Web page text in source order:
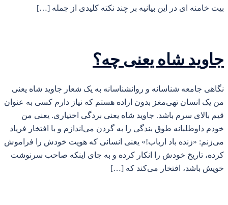
بیت خامنه ای در این بیانیه بر چند نکته کلیدی از جمله […]
جاوید شاه یعنی چه؟
نگاهی جامعه شناسانه و روانشناسانه به یک شعار جاوید شاه یعنی
من یک انسان تهی‌مغز بدون اراده هستم که نیاز دارم کسی به عنوان
قیم بالای سرم باشد. جاوید شاه یعنی بردگی اختیاری. یعنی من
خودم داوطلبانه طوق بندگی را به گردن می‌اندازم و با افتخار فریاد
می‌زنم: «زنده باد ارباب!» یعنی انسانی که هویت خودش را فراموش
کرده، تاریخ خودش را انکار کرده و به جای اینکه صاحب سرنوشت
خویش باشد، افتخار می‌کند که […]